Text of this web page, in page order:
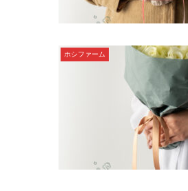
ホシファーム